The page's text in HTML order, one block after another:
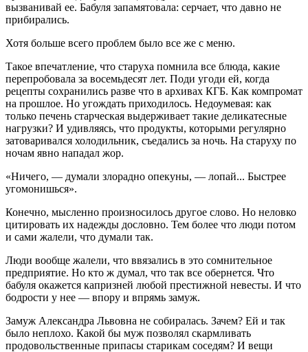
вызванивай ее. Бабуля запамятовала: серчает, что давно не
прибирались.
Хотя больше всего проблем было все же с меню.
Такое впечатление, что старуха помнила все блюда, какие
перепробовала за восемьдесят лет. Поди угоди ей, когда
рецепты сохранились разве что в архивах КГБ. Как компромат
на прошлое. Но угождать приходилось. Недоумевая: как
только печень старческая выдерживает такие деликатесные
нагрузки? И удивляясь, что продукты, которыми регулярно
затоваривался холодильник, съедались за ночь. На старуху по
ночам явно нападал жор.
«Ничего, — думали злорадно опекуны, — лопай... Быстрее
угомонишься».
Конечно, мысленно произносилось другое слово. Но неловко
цитировать их надежды дословно. Тем более что люди потом
и сами жалели, что думали так.
Люди вообще жалели, что ввязались в это сомнительное
предприятие. Но кто ж думал, что так все обернется. Что
бабуля окажется капризней любой престижной невесты. И что
бодрости у нее — впору и впрямь замуж.
Замуж Александра Львовна не собиралась. Зачем? Ей и так
было неплохо. Какой бы муж позволял скармливать
продовольственные припасы старикам соседям? И вещи